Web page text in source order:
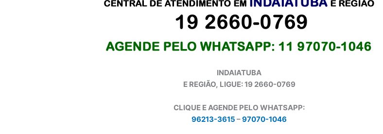
INDAIATUBA
E REGIÃO, LIGUE: 19 2660-0769
CLIQUE E AGENDE PELO WHATSAPP:
96213-3615 –97070-1046